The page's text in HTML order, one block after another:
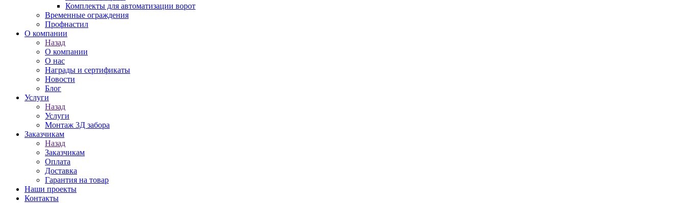
Комплекты для автоматизации ворот
Временные ограждения
Профнастил
О компании
Назад
О компании
О нас
Награды и сертификаты
Новости
Блог
Услуги
Назад
Услуги
Монтаж 3Д забора
Заказчикам
Назад
Заказчикам
Оплата
Доставка
Гарантия на товар
Наши проекты
Контакты